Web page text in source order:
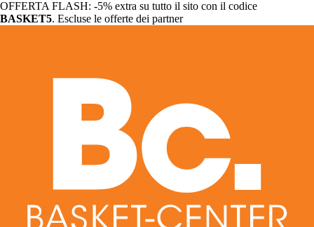
OFFERTA FLASH: -5% extra su tutto il sito con il codice
BASKET5. Escluse le offerte dei partner